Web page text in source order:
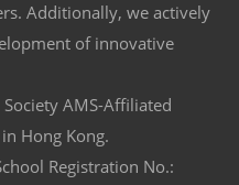
Additionally, we actively
of innovative
AMS-Affiliated
Hong Kong.
Registration No.: